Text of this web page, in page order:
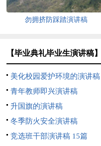
勿拥挤防踩踏演讲稿
【毕业典礼毕业生演讲稿
美化校园爱护环境的演讲稿
青年教师即兴演讲稿
升国旗的演讲稿
冬季防火安全演讲稿
竞选班干部演讲稿 15篇